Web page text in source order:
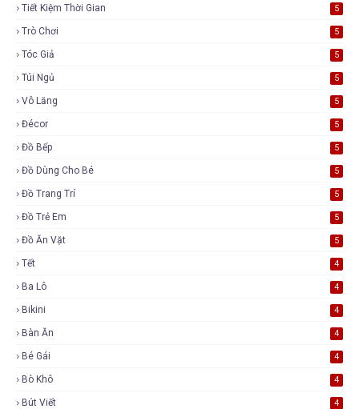
Tiết Kiệm Thời Gian 5
Trò Chơi 5
Tóc Giả 5
Túi Ngủ 5
Vô Lăng 5
Đécor 5
Đồ Bếp 5
Đồ Dùng Cho Bé 5
Đồ Trang Trí 5
Đồ Trẻ Em 5
Đồ Ăn Vặt 5
Tết 4
Ba Lô 4
Bikini 4
Bàn Ăn 4
Bé Gái 4
Bò Khô 4
Bút Viết 4